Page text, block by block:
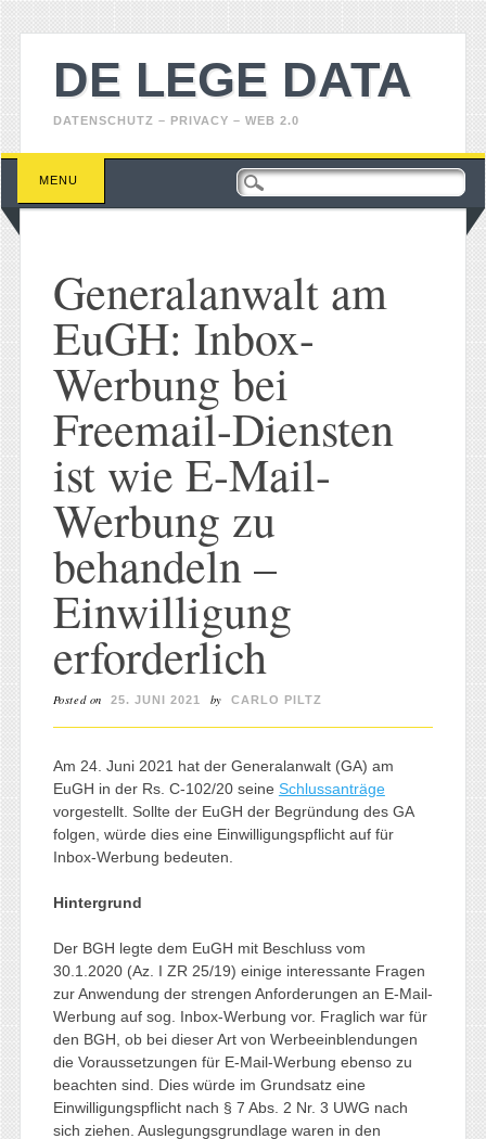
DE LEGE DATA
DATENSCHUTZ – PRIVACY – WEB 2.0
Main menu
Skip
content
MENU
Generalanwalt am
EuGH: Inbox-
Werbung bei
Freemail-Diensten
ist wie E-Mail-
Werbung zu
behandeln –
Einwilligung
erforderlich
Posted on 25. JUNI 2021 by CARLO PILTZ
Am 24. Juni 2021 hat der Generalanwalt (GA) am
EuGH in der Rs. C-102/20 seine Schlussanträge
vorgestellt. Sollte der EuGH der Begründung des GA
folgen, würde dies eine Einwilligungspflicht auf für
Inbox-Werbung bedeuten.
Hintergrund
Der BGH legte dem EuGH mit Beschluss vom
30.1.2020 (Az. I ZR 25/19) einige interessante Fragen
zur Anwendung der strengen Anforderungen an E-Mail-
Werbung auf sog. Inbox-Werbung vor. Fraglich war für
den BGH, ob bei dieser Art von Werbeeinblendungen
die Voraussetzungen für E-Mail-Werbung ebenso zu
beachten sind. Dies würde im Grundsatz eine
Einwilligungspflicht nach § 7 Abs. 2 Nr. 3 UWG nach
sich ziehen. Auslegungsgrundlage waren in den